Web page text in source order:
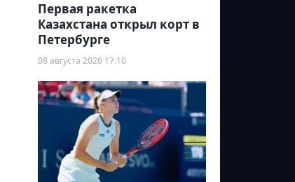
Первая ракетка
Казахстана открыл корт в
Петербурге
08 августа 2026 17:10